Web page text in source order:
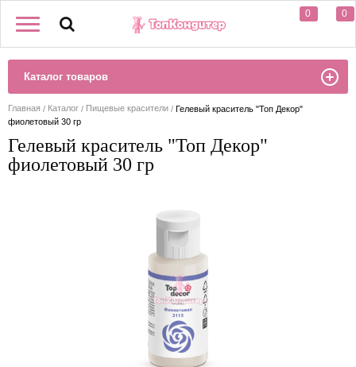
0 0
Каталог товаров
Главная Каталог Пищевые красители
Гелевый краситель "Топ Декор"
фиолетовый 30 гр
Гелевый краситель "Топ Декор"
фиолетовый 30 гр